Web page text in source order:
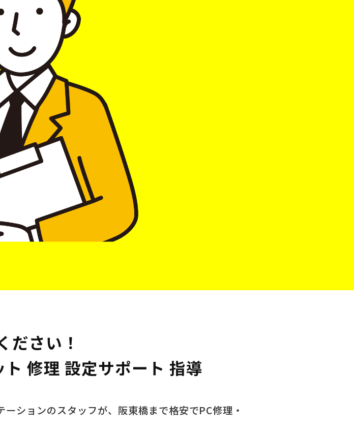
ださい！
修理 設定サポート 指導
ーションのスタッフが、 阪東橋まで格安でPC修理・